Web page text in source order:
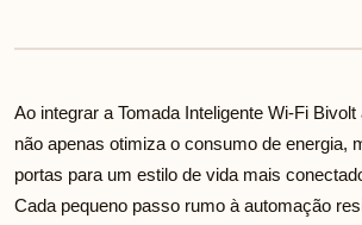
Ao integrar a Tomada Inteligente Wi-Fi
não apenas otimiza o consumo de energia,
portas para um estilo de vida mais
Cada pequeno passo rumo à automação